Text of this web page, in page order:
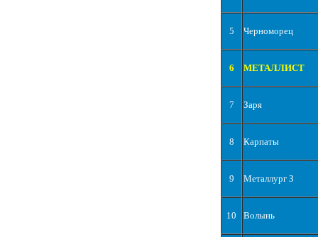
5 Черноморец
6 МЕТАЛЛИСТ
7 Заря
8 Карпаты
9 Металлург З
10 Волынь